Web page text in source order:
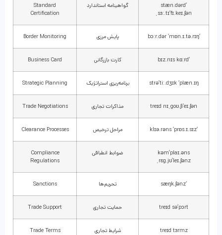
‘stæn.dərd
ˌsɜː.tɪ’fɪ.keɪ.ʃən
گواهینامه استاندارد
Standard
Certification
‘bɔːr.dər ‘mɒn.ɪ.tə.rɪŋ پایش مرزی Border Monitoring
‘bɪz.nɪs kɑːrd کارت بازرگانی Business Card
strə’tiː.dʒɪk ‘plæn.ɪŋ برنامه‌ریزی استراتژیک Strategic Planning
treɪd nɪˌgoʊ.ʃi’eɪ.ʃən مذاکرات تجاری Trade Negotiations
‘klɪə.rəns ‘prɒs.ɪ.sɪz مراحل ترخیص Clearance Processes
kəm’plaɪ.əns
ˌrɛg.jʊ’leɪ.ʃənz
ضوابط انطباقی
Compliance
Regulations
‘sæŋk.ʃənz تحریم‌ها Sanctions
treɪd sə’pɔrt حمایت تجاری Trade Support
treɪd tɜrmz شرایط تجاری Trade Terms